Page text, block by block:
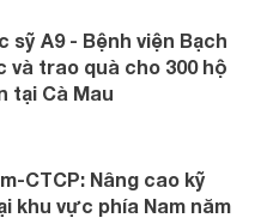
sỹ A9 - Bệnh viện Bạch
và trao quà cho 300 hộ
tại Cà Mau
CTCP: Nâng cao kỹ
khu vực phía Nam năm